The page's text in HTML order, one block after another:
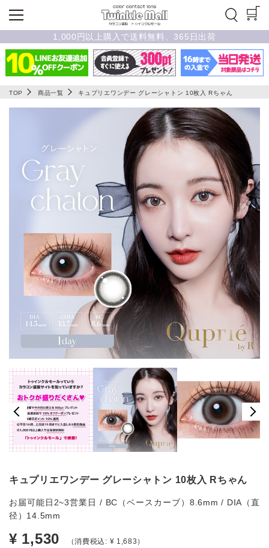
1,000円以上購入で送料無料、365日出荷
TOP 商品一覧 キュプリエワンデー グレーシャトン 10枚入 Rちゃん
キュプリエワンデー グレーシャトン 10枚入 Rちゃん
お届可能日2~3営業日 / BC（ベースカーブ）8.6mm / DIA（直
径）14.5mm
¥ 1,530 （消費税込: ¥ 1,683）